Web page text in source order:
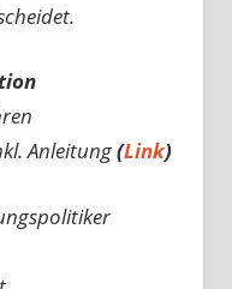
Anleitung(Link)